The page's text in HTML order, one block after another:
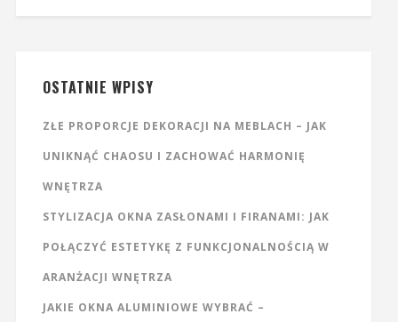
OSTATNIE WPISY
ZŁE PROPORCJE DEKORACJI NA MEBLACH – JAK
UNIKNĄĆ CHAOSU I ZACHOWAĆ HARMONIĘ
WNĘTRZA
STYLIZACJA OKNA ZASŁONAMI I FIRANAMI: JAK
POŁĄCZYĆ ESTETYKĘ Z FUNKCJONALNOŚCIĄ W
ARANŻACJI WNĘTRZA
JAKIE OKNA ALUMINIOWE WYBRAĆ –